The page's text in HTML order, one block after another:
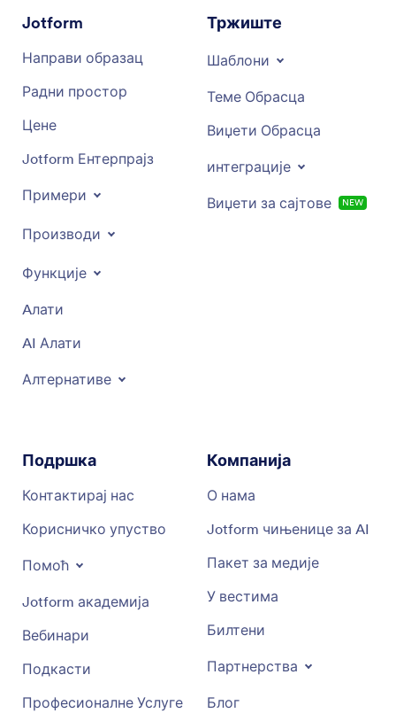
Jotform
Направи образац
Радни простор
Цене
Jotform Ентерпрајз
Примери
Производи
Функције
Aлати
AI Алати
Алтернативе
Тржиште
Шаблони
Теме Обрасца
Виџети Обрасца
интеграције
Виџети за сајтове NEW
Подршка
Контактирај нас
Корисничко упуство
Помоћ
Jotform академија
Вебинари
Подкасти
Професионалне Услуге
Компанија
О нама
Jotform чињенице за AI
Пакет за медије
У вестима
Билтени
Партнерства
Блог